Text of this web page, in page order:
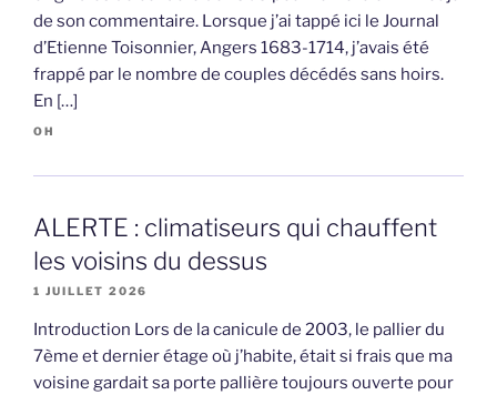
de son commentaire. Lorsque j’ai tappé ici le Journal
d’Etienne Toisonnier, Angers 1683-1714, j’avais été
frappé par le nombre de couples décédés sans hoirs.
En […]
OH
ALERTE : climatiseurs qui chauffent
les voisins du dessus
1 JUILLET 2026
Introduction Lors de la canicule de 2003, le pallier du
7ème et dernier étage où j’habite, était si frais que ma
voisine gardait sa porte pallière toujours ouverte pour